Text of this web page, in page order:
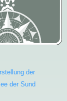
der
der Sund